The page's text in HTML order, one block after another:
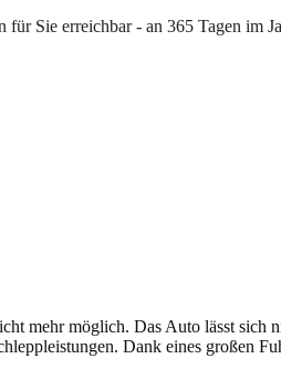
Sie erreichbar - an 365 Tagen im
mehr möglich. Das Auto lässt sich
Dank eines großen